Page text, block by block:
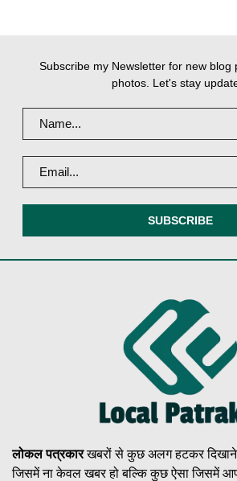
Subscribe my Newsletter for new blog
photos. Let's stay
लोकल पत्रकारखबरों से कुछ अलग हटकर
जिसमें ना केवल खबर हो बल्कि कुछ ऐसा जिसमें आपके